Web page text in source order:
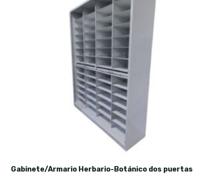
Gabinete/Armario Herbario-Botánico dos puertas